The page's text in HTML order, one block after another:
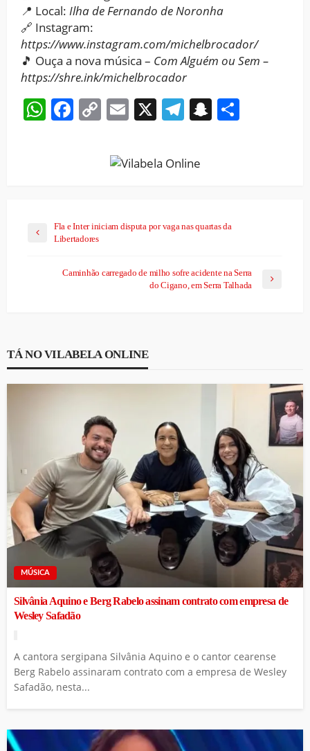
📍 Local: Ilha de Fernando de Noronha
🔗 Instagram:
https://www.instagram.com/michelbrocador/
🎵 Ouça a nova música – Com Alguém ou Sem –
https://shre.ink/michelbrocador
WhatsApp
Facebook
CopyEmail
X Telegram
Snapchat
Fla e Inter iniciam disputa por vaga nas quartas da
Libertadores
Caminhão carregado de milho sofre acidente na Serra
do Cigano, em Serra Talhada
TÁ NO VILABELA ONLINE
MÚSICA
Silvânia Aquino e Berg Rabelo assinam contrato com empresa de
Wesley Safadão
A cantora sergipana Silvânia Aquino e o cantor cearense
Berg Rabelo assinaram contrato com a empresa de Wesley
Safadão, nesta...